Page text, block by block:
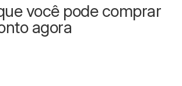
você pode comprar
agora